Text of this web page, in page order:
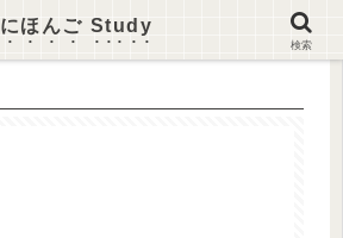
にほんご Study
検索